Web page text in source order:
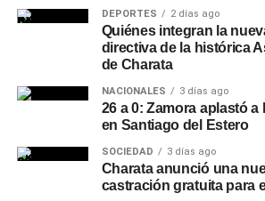
DEPORTES 2 días ago
Quiénes integran la
directiva de la histórica
de Charata
NACIONALES 3 días ago
26 a 0: Zamora aplastó a
en Santiago del Estero
SOCIEDAD 3 días ago
Charata anunció una
castración gratuita para